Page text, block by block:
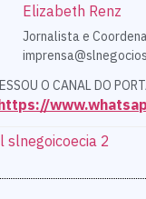
Elizabeth Renz
Jornalista e
O CANAL DO